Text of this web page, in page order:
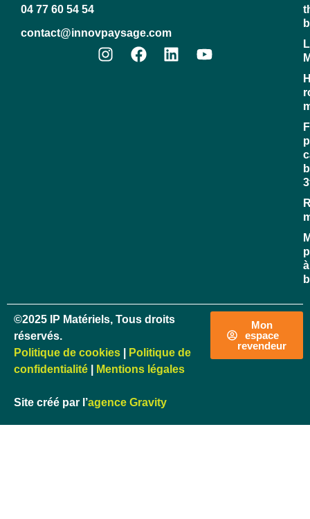
04 77 60 54 54
contact@innovpaysage.com
à
©2025 IP Matériels, Tous droits
réservés.
Politique de cookies
Politique de
confidentialité
Mentions légales
Site créé par l’agence Gravity
Mon
espace
revendeur